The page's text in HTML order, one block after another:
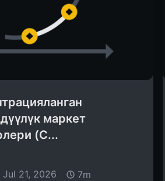
маркет
(C...
Jul 21, 2026 7m